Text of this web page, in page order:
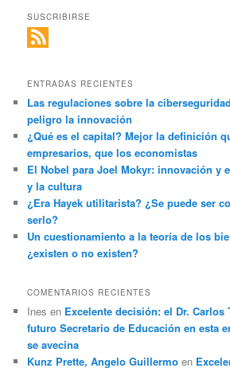
SUSCRIBIRSE
ENTRADAS RECIENTES
Las regulaciones sobre la
peligro la innovación
¿Qué es el capital? Mejor la definición
empresarios, que los economistas
El Nobel para Joel Mokyr: innovación y
y la cultura
¿Era Hayek utilitarista? ¿Se puede ser
serlo?
Un cuestionamiento a la teoría de los
¿existen o no existen?
COMENTARIOS RECIENTES
Ines en Excelente decisión: el Dr. Carlos
futuro Secretario de Educación en esta
se avecina
Kunz Prette, Angelo Guillermo en